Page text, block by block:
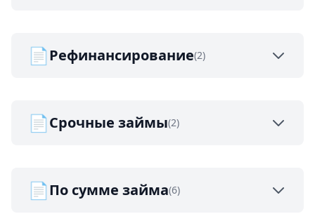
📄Рефинансирование(2)
📄Срочные займы(2)
📄По сумме займа(6)